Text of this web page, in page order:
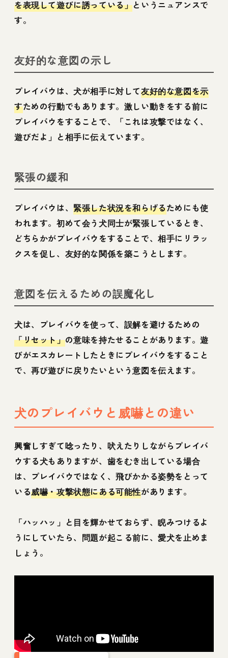
を表現して遊びに誘っている」というニュアンスで
す。
友好的な意図の示し
プレイバウは、犬が相手に対して友好的な意図を示
すための行動でもあります。激しい動きをする前に
プレイバウをすることで、「これは攻撃ではなく、
遊びだよ」と相手に伝えています。
緊張の緩和
プレイバウは、緊張した状況を和らげるためにも使
われます。初めて会う犬同士が緊張しているとき、
どちらかがプレイバウをすることで、相手にリラッ
クスを促し、友好的な関係を築こうとします。
意図を伝えるための誤魔化し
犬は、プレイバウを使って、誤解を避けるための
「リセット」の意味を持たせることがあります。遊
びがエスカレートしたときにプレイバウをすること
で、再び遊びに戻りたいという意図を伝えます。
犬のプレイバウと威嚇との違い
興奮しすぎて唸ったり、吠えたりしながらプレイバ
ウする犬もありますが、歯をむき出している場合
は、プレイバウではなく、飛びかかる姿勢をとって
いる威嚇・攻撃状態にある可能性があります。
「ハッハッ」と目を輝かせておらず、睨みつけるよ
うにしていたら、問題が起こる前に、愛犬を止めま
しょう。